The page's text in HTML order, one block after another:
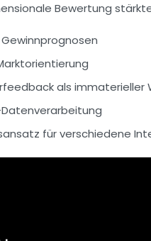
Bewertung
als immaterieller
für verschiedene